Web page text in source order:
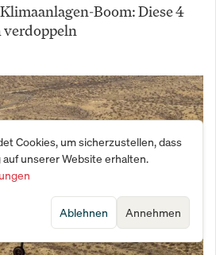
Boom: Diese 4
Cookies, um sicherzustellen, dass
unserer Website erhalten.
Annehmen
Ablehnen